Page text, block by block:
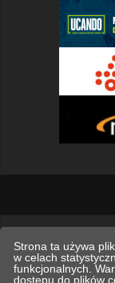
Strona ta używa
w celach
funkcjonalnych.
dostępu do plików
Polityka prywatności.